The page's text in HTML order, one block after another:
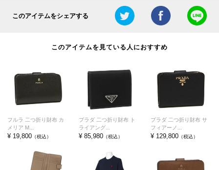
このアイテムをシェアする
このアイテムを見ている人におすすめ
フルラ 二つ折り財布 カ
メリア M...
¥ 19,800 （税込）
プラダ 二つ折り財布 ト
ライアング...
¥ 85,980 （税込）
プラダ 二つ折り財布 サ
フィアーノ...
¥ 129,800（税込）